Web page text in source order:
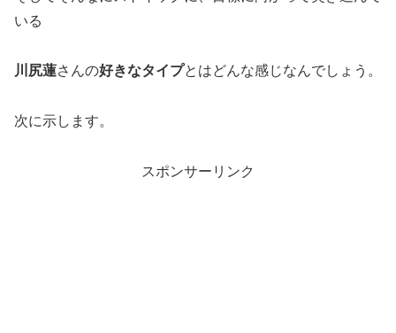
いる
川尻蓮さんの好きなタイプとはどんな感じなんでしょう。
次に示します。
スポンサーリンク